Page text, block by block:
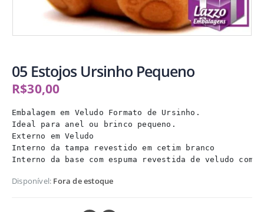
05 Estojos Ursinho Pequeno
R$30,00
Embalagem em Veludo Formato de Ursinho.
Ideal para anel ou brinco pequeno.
Externo em Veludo
Interno da tampa revestido em cetim branco
Interno da base com espuma revestida de veludo com
Disponível: Fora de estoque